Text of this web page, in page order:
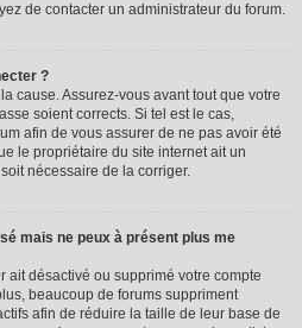
de contacter un administrateur du forum.
?
cause. Assurez-vous avant tout que votre
soient corrects. Si tel est le cas,
afin de vous assurer de ne pas avoir été
le propriétaire du site internet ait un
nécessaire de la corriger.
mais ne peux à présent plus me
ait désactivé ou supprimé votre compte
beaucoup de forums suppriment
afin de réduire la taille de leur base de